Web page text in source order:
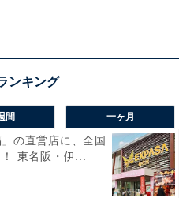
て三越伊勢丹ホールディ
う巨艦店に支えられ、比
ていると見られていまし
を半減させるという業績
貨店の屋台骨とも言えるア
間 一ヶ月
の直営店に、全国
東名阪・伊...